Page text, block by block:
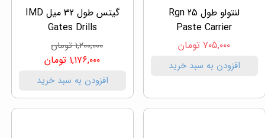
لنتولو طول 25 Rgn
Paste Carrier
۷۰۵,۰۰۰ تومان
افزودن به سبد خرید
گیتس طول 32 میل IMD
Gates Drills
۱,۲۰۰,۰۰۰ تومان
۱,۱۷۶,۰۰۰ تومان
افزودن به سبد خرید